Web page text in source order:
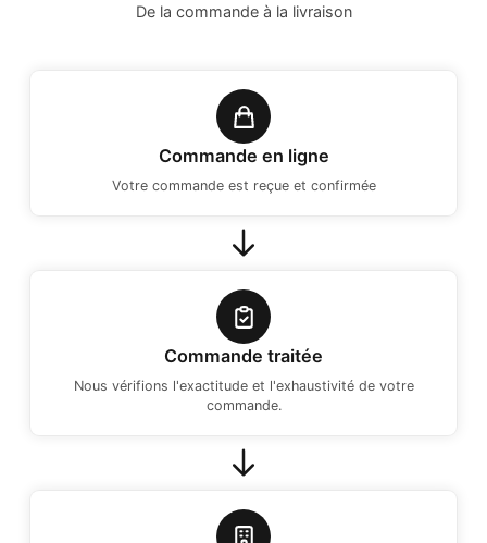
De la commande à la livraison
Commande en ligne
Votre commande est reçue et confirmée
Commande traitée
Nous vérifions l'exactitude et l'exhaustivité de votre
commande.